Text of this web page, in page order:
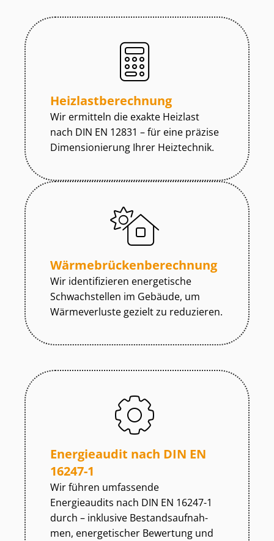
Heiz­last­be­rech­nung
Wir ermitteln die exakte Heizlast
nach DIN EN 12831 – für eine präzise
Dimensionierung Ihrer Heiztechnik.
Wär­me­brü­cken­be­rech­nung
Wir identifizieren energetische
Schwachstellen im Gebäude, um
Wärmeverluste gezielt zu reduzieren.
Energieaudit nach DIN EN
16247-1
Wir führen umfassende
Energieaudits nach DIN EN 16247-1
durch – inklusive Be­stands­auf­nah­
men, energetischer Bewertung und